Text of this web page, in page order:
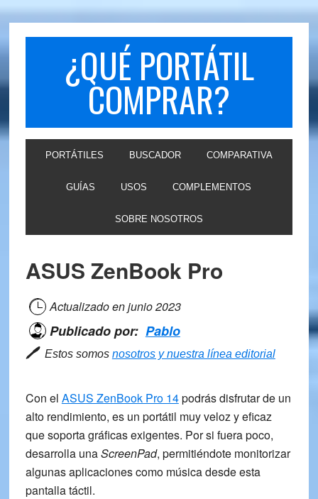
Skip
primary
Skip
main
¿QUÉ PORTÁTIL
COMPRAR?
PORTÁTILES BUSCADOR COMPARATIVA
GUÍAS USOS COMPLEMENTOS
SOBRE NOSOTROS
ASUS ZenBook Pro
Actualizado enjunio 2023
Publicado por: Pablo
🖊 Estos somos nosotros y nuestra línea editorial
Con el ASUS ZenBook Pro 14podrás disfrutar de un
alto rendimiento, es un portátil muyvelozyeficaz
que soportagráficas exigentes. Por si fuera poco,
desarrolla unaScreenPad, permitiéndote monitorizar
algunas aplicaciones como música desde esta
pantalla táctil.